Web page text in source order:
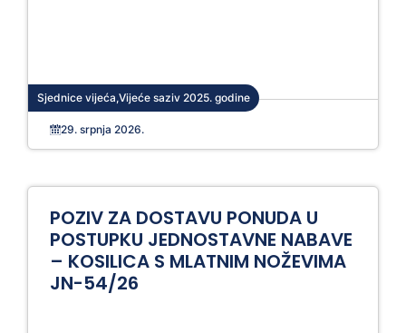
Sjednice vijeća,Vijeće saziv 2025. godine
29. srpnja 2026.
POZIV ZA DOSTAVU PONUDA U
POSTUPKU JEDNOSTAVNE NABAVE
– KOSILICA S MLATNIM NOŽEVIMA
JN-54/26